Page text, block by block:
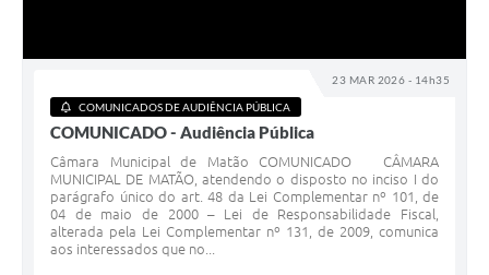
23 MAR 2026 - 14h35
COMUNICADOS DE AUDIÊNCIA PÚBLICA
COMUNICADO - Audiência Pública
Câmara Municipal de Matão COMUNICADO CÂMARA
MUNICIPAL DE MATÃO, atendendo o disposto no inciso I do
parágrafo único do art. 48 da Lei Complementar nº 101, de
04 de maio de 2000 – Lei de Responsabilidade Fiscal,
alterada pela Lei Complementar nº 131, de 2009, comunica
aos interessados que no...